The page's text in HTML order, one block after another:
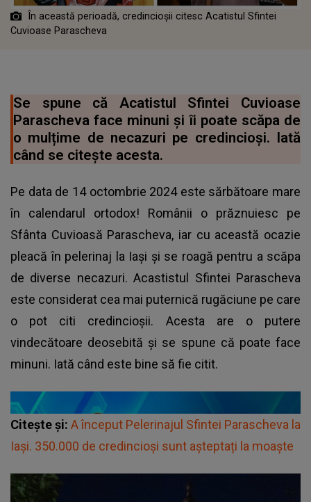
În această perioadă, credincioșii citesc Acatistul Sfintei
Cuvioase Parascheva
Se spune că Acatistul Sfintei Cuvioase
Parascheva face minuni și îi poate scăpa de
o mulțime de necazuri pe credincioși. Iată
când se citește acesta.
Pe data de 14 octombrie 2024 este sărbătoare mare
în calendarul ortodox! Românii o prăznuiesc pe
Sfânta Cuvioasă Parascheva, iar cu această ocazie
pleacă în pelerinaj la Iași și se roagă pentru a scăpa
de diverse necazuri. Acastistul Sfintei Parascheva
este considerat cea mai puternică rugăciune pe care
o pot citi credincioșii. Acesta are o putere
vindecătoare deosebită și se spune că poate face
minuni. Iată când este bine să fie citit.
Citește și: A început Pelerinajul Sfintei Parascheva la
Iaşi. 350.000 de credincioşi sunt așteptați la moaşte